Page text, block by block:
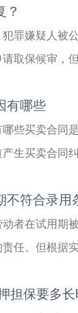
？
罪嫌疑人被
取保候审，
有哪些
些买卖合同
生买卖合同
不符合录用
者在试用期
任。但根据
担保要多长